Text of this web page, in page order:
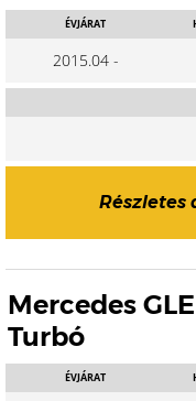
ÉVJÁRAT
2015.04 -
Részletes
Mercedes
Turbó
ÉVJÁRAT